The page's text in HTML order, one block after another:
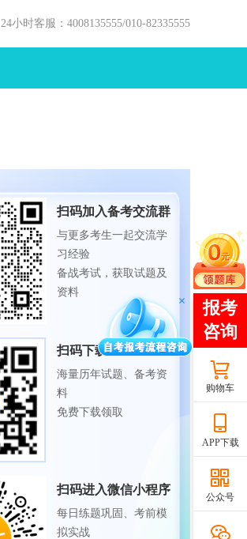
24小时客服：4008135555/010-82335555
扫码加入备考交流群
与更多考生一起交流学
习经验
备战考试，获取试题及
资料
扫码下载APP
海量历年试题、备考资
料
免费下载领取
扫码进入微信小程序
每日练题巩固、考前模
拟实战
购物车
APP下载
公众号